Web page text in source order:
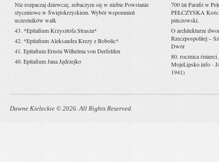
Nie rozpaczaj dziewczę, zobaczym się w niebie Powstanie
styczniowe w Świętokrzyskiem. Wybór wspomnień
uczestników walk
43. *Epitafium Krzysztofa Strasza*
42. *Epitafium Aleksandra Krezy z Bobolic*
41. Epitafium Ernsta Wilhelma von Derfelden
40. Epitafium Jana Jędrzejko
700 lat Parafii w
PEŁCZYSKA
pińczowski.
O architekturze
Rzeczpospolitej –
Dwór
80. rocznica
MojeLipsko.info-
1941)
Dawne Kieleckie © 2026. All Rights Reserved.